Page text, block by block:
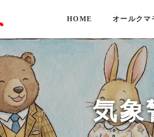
HOME オールクマ
気象